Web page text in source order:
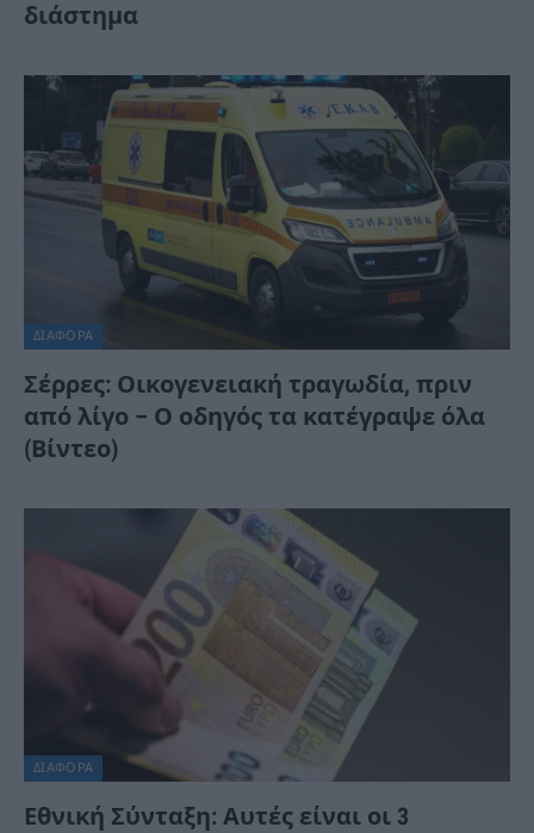
διάστημα
ΔΙΆΦΟΡΑ
Σέρρες: Οικογενειακή τραγωδία, πριν
από λίγο – Ο οδηγός τα κατέγραψε όλα
(Βίντεο)
ΔΙΆΦΟΡΑ
Εθνική Σύνταξη: Αυτές είναι οι 3